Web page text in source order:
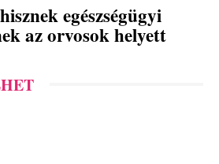
egészségügyi
az orvosok helyett